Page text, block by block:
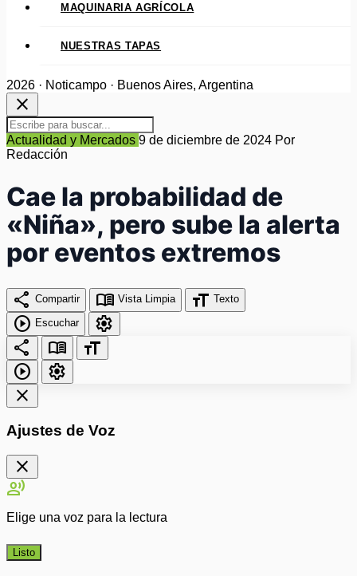
MAQUINARIA AGRÍCOLA
NUESTRAS TAPAS
2026 · Noticampo · Buenos Aires, Argentina
close
Actualidad y Mercados 9 de diciembre de 2024 Por
Redacción
Cae la probabilidad de
«Niña», pero sube la alerta
por eventos extremos
share Compartir menu_book Vista Limpia format_size Texto
play_circle Escuchar
settings
share
menu_book
format_size
play_circle
settings
close
Ajustes de Voz
close
record_voice_over
Elige una voz para la lectura
Listo